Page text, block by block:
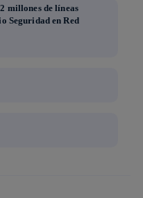
millones de líneas
Seguridad en Red